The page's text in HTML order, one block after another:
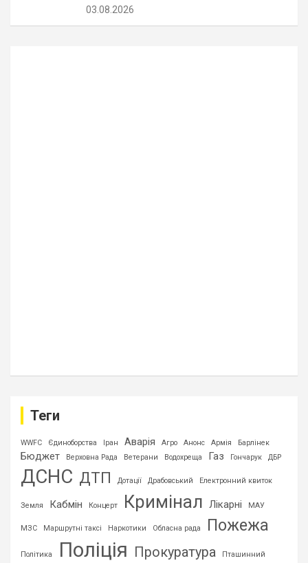
03.08.2026
Теги
WWFC Єдиноборства Іран Аварія Агро Анонс Армія Барлінек
Бюджет Верховна Рада Ветерани Водохреща Газ Гончарук ДБР
ДСНС ДТП Дотації Драбовський Електронний квиток
Земля Кабмін Концерт Кримінал Лікарні МАУ
МЗС Маршрутні таксі Наркотики Обласна рада Пожежа
Політика Поліція Прокуратура Пташинний